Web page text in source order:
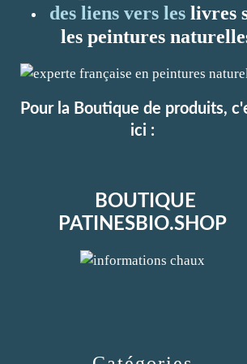
des liens vers les livres
les peintures
Pour la Boutique de produits,
ici :
BOUTIQUE
PATINESBIO.SHOP